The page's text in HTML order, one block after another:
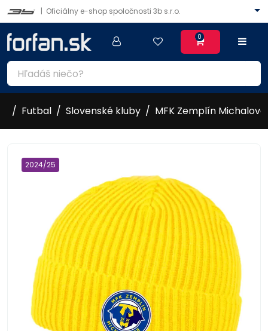
| Oficiálny e-shop spoločnosti 3b s.r.o.
0
Futbal Slovenské kluby MFK Zemplín
2024/25